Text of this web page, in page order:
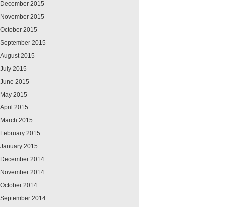
December 2015
November 2015
October 2015
September 2015
August 2015
July 2015
June 2015
May 2015
April 2015
March 2015
February 2015
January 2015
December 2014
November 2014
October 2014
September 2014